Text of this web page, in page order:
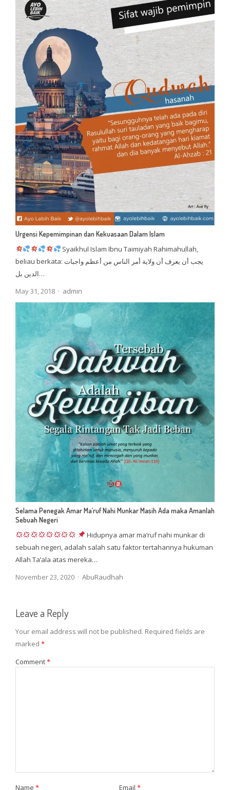
Urgensi Kepemimpinan dan Kekuasaan Dalam Islam
Syaikhul Islam Ibnu Taimiyah Rahimahullah,
beliau berkata: يجب أن يعرف أن ولاية أمر الناس من أعظم واجبات
الدين بل…
May 31, 2018
Author
admin
Selama Penegak Amar Ma’ruf Nahi Munkar Masih Ada maka Amanlah
Sebuah Negeri
Hidupnya amar ma’ruf nahi munkar di
sebuah negeri, adalah salah satu faktor tertahannya hukuman
Allah Ta’ala atas mereka…
November 23, 2020
Author
AbuRaudhah
Leave a Reply
Your email address will not be published. Required fields are
marked *
Comment*
Name * Email *